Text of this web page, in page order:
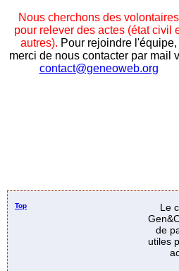
Nous cherchons des volontaires
pour relever des actes (état civil
autres). Pour rejoindre l'équipe,
merci de nous contacter par mail
contact@geneoweb.org
Top
Le
de
utiles